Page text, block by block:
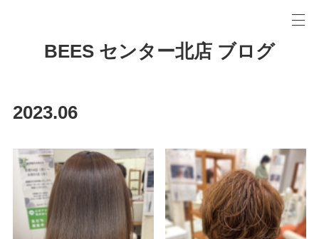
BEES センター北店 ブログ
2023.06